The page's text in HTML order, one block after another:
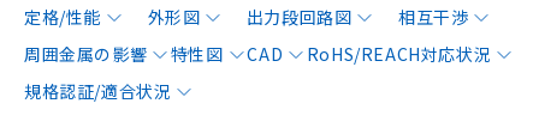
定格/性能 外形図 出力段回路図
相互干渉
周囲金属の影響
特性図 CAD
RoHS/REACH対応状況
規格認証/適合状況